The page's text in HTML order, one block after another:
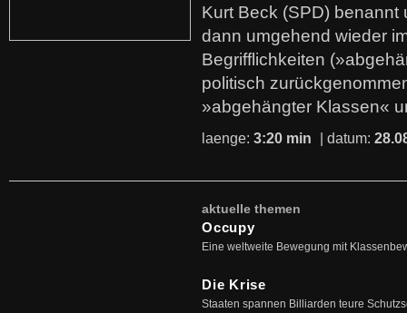
Kurt Beck (SPD)
dann umgehend wieder
Begrifflichkeiten
politisch
»abgehängter Klassen«
laenge: 3:20 min | datum:
aktuelle themen
Occupy
Eine weltweite Bewegung mit
Die Krise
Staaten spannen Billiarden teure